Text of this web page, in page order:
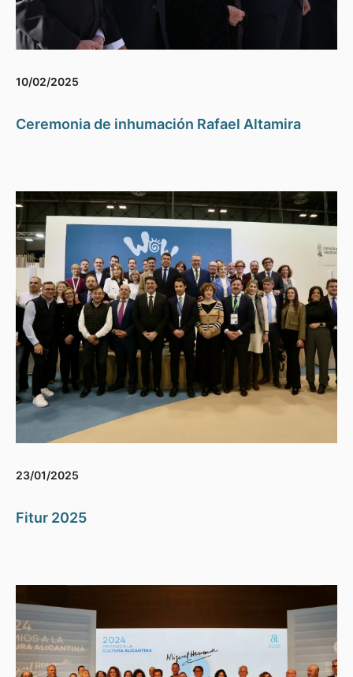
10/02/2025
Ceremonia de inhumación Rafael Altamira
23/01/2025
Fitur 2025